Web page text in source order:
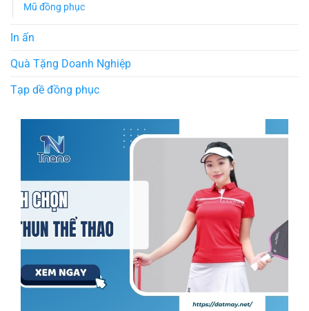
Mũ đồng phục
In ấn
Quà Tặng Doanh Nghiệp
Tạp dề đồng phục